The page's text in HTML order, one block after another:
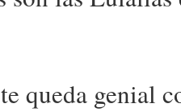
queda genial